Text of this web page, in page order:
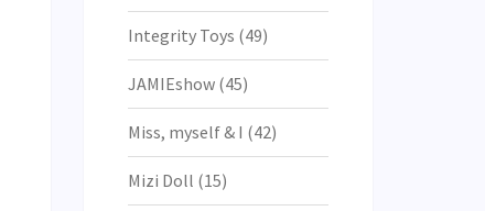
Integrity Toys (49)
JAMIEshow(45)
Miss, myself & I (42)
Mizi Doll (15)